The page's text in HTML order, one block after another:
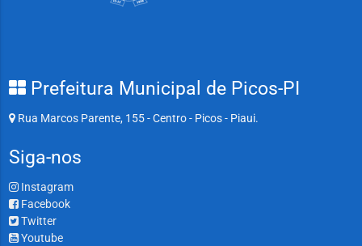
Prefeitura Municipal de Picos-PI
Rua Marcos Parente, 155 - Centro - Picos - Piaui.
Siga-nos
Instagram
Facebook
Twitter
Youtube